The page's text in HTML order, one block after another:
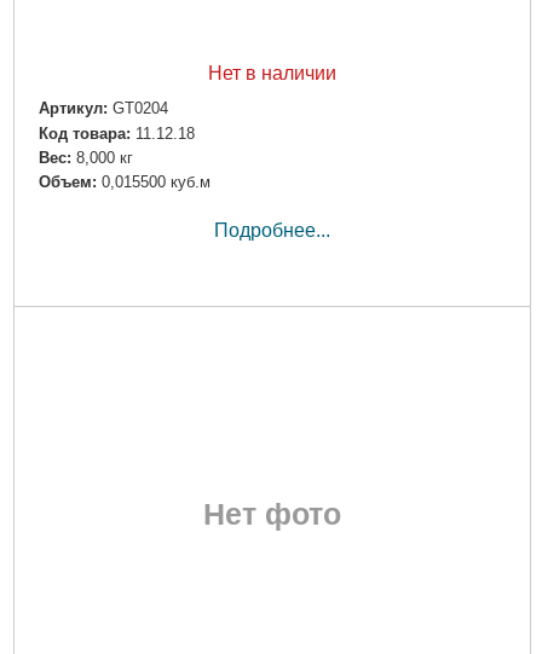
Нет в наличии
Артикул: GT0204
Код товара: 11.12.18
Вес: 8,000 кг
Объем: 0,015500 куб.м
Подробнее...
Нет фото